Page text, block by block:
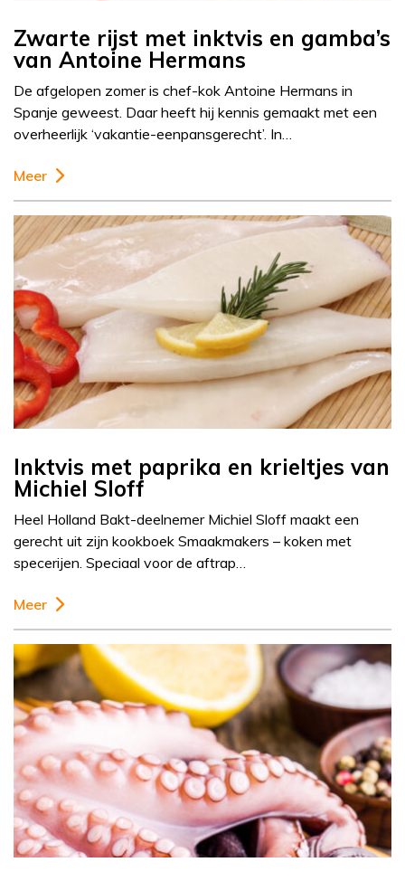
Zwarte rijst met inktvis en gamba’s
van Antoine Hermans
De afgelopen zomer is chef-kok Antoine Hermans in
Spanje geweest. Daar heeft hij kennis gemaakt met een
overheerlijk ‘vakantie-eenpansgerecht’. In…
Meer
Inktvis met paprika en krieltjes van
Michiel Sloff
Heel Holland Bakt-deelnemer Michiel Sloff maakt een
gerecht uit zijn kookboek Smaakmakers – koken met
specerijen. Speciaal voor de aftrap…
Meer